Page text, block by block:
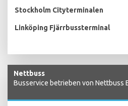
Stockholm Cityterminalen
Linköping Fjärrbussterminal
Nettbuss
Busservice betrieben von Nettbuss